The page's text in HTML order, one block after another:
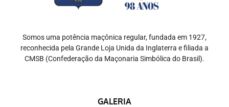
Somos uma potência maçônica regular, fundada em 1927,
reconhecida pela Grande Loja Unida da Inglaterra e filiada a
CMSB (Confederação da Maçonaria Simbólica do Brasil).
GALERIA